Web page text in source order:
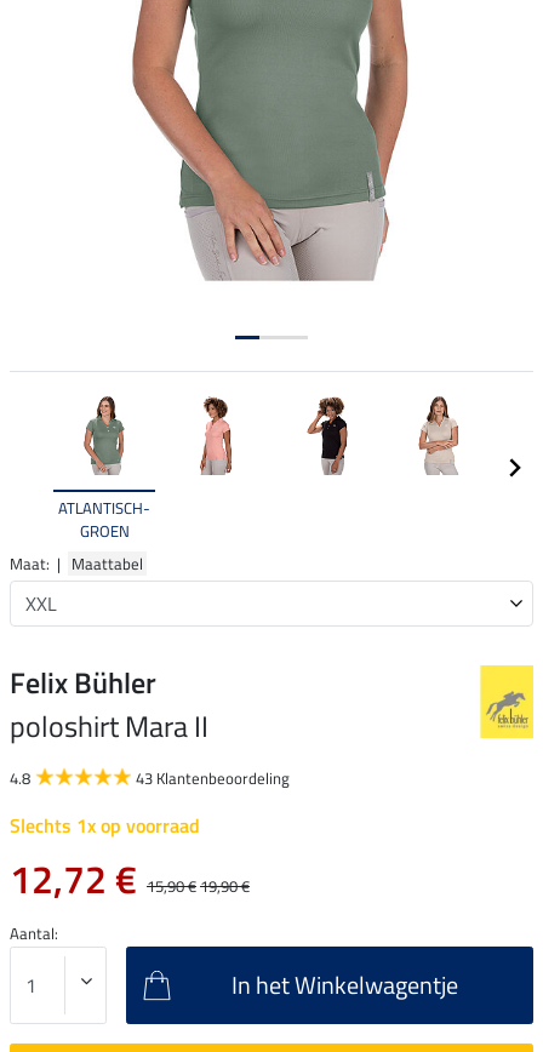
ATLANTISCH-
GROEN
Maat: | Maattabel
Felix Bühler
poloshirt Mara II
4.8 43 Klantenbeoordeling
Slechts 1x op voorraad
12,72 € 15,90 €19,90 €
Aantal:
In het Winkelwagentje